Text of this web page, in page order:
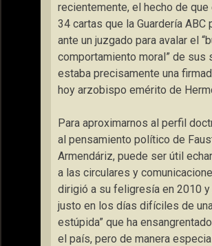
recientemente, el hecho de que
34 cartas que la Guardería ABC
ante un juzgado para avalar el
comportamiento moral” de sus
estaba precisamente una
hoy arzobispo emérito de
Para aproximarnos al perfil
al pensamiento político de
Armendáriz, puede ser útil
a las circulares y
dirigió a su feligresía en 2010 y
justo en los días difíciles de
estúpida” que ha
el país, pero de manera